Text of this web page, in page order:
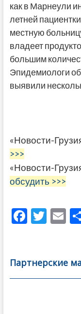
как в Марнеули
летней
местную
владеет
большим
Эпидемиологи
выявили
«Новости-
>>>
«Новости-
обсудить >>>
F
b
o
T
er
E
l
Партнерские